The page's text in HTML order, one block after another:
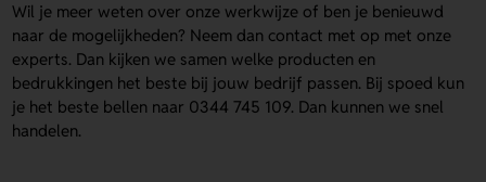
Wil je meer weten over onze werkwijze of ben je benieuwd
naar de mogelijkheden? Neem dan contact met op met onze
experts. Dan kijken we samen welke producten en
bedrukkingen het beste bij jouw bedrijf passen. Bij spoed kun
je het beste bellen naar 0344 745 109. Dan kunnen we snel
handelen.